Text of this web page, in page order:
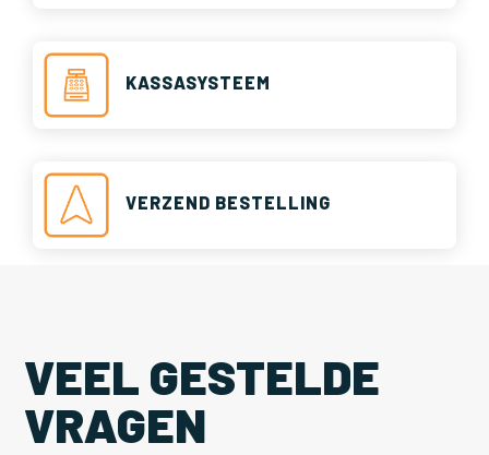
KASSASYSTEEM
VERZEND BESTELLING
VEEL GESTELDE
VRAGEN